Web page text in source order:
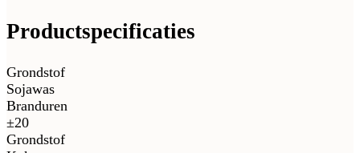
Productspecificaties
Grondstof
Sojawas
Branduren
±20
Grondstof